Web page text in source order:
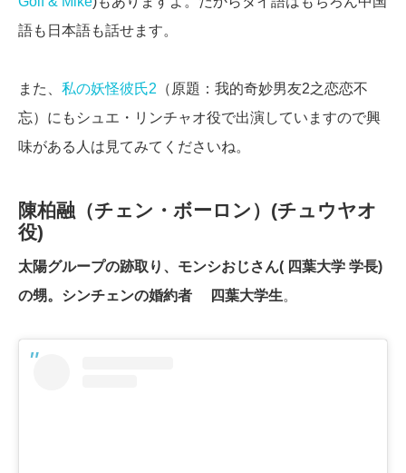
語も日本語も話せます。
また、 私の妖怪彼氏2 （原題：我的奇妙男友2之恋恋不
忘）にもシュエ・リンチャオ役で出演していますので興
味がある人は見てみてくださいね。
陳柏融（チェン・ボーロン）(チュウヤオ
役)
太陽グループの跡取り、モンシおじさん( 四葉大学 学長)
の甥。シンチェンの婚約者 四葉大学生。